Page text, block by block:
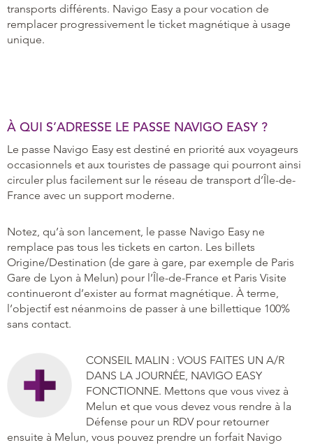
transports différents. Navigo Easy a pour vocation de
remplacer progressivement le ticket magnétique à usage
unique.
À QUI S’ADRESSE LE PASSE NAVIGO EASY ?
Le passe Navigo Easy est destiné en priorité aux voyageurs
occasionnels et aux touristes de passage qui pourront ainsi
circuler plus facilement sur le réseau de transport d’Île-de-
France avec un support moderne.
Notez, qu’à son lancement, le passe Navigo Easy ne
remplace pas tous les tickets en carton. Les billets
Origine/Destination (de gare à gare, par exemple de Paris
Gare de Lyon à Melun) pour l’Île-de-France et Paris Visite
continueront d’exister au format magnétique. À terme,
l’objectif est néanmoins de passer à une billettique 100%
sans contact.
CONSEIL MALIN : VOUS FAITES UN A/R
DANS LA JOURNÉE, NAVIGO EASY
FONCTIONNE. Mettons que vous vivez à
Melun et que vous devez vous rendre à la
Défense pour un RDV pour retourner
ensuite à Melun, vous pouvez prendre un forfait Navigo